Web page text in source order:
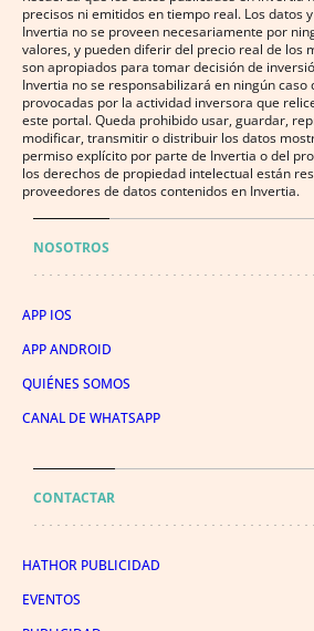
precisos ni emitidos en tiempo real. Los datos
Invertia no se proveen necesariamente por
valores, y pueden diferir del precio real de los
son apropiados para tomar decisión de
Invertia no se responsabilizará en ningún caso
provocadas por la actividad inversora que
este portal. Queda prohibido usar, guardar,
modificar, transmitir o distribuir los datos
permiso explícito por parte de Invertia o del
los derechos de propiedad intelectual están
proveedores de datos contenidos en Invertia.
NOSOTROS
APP IOS
APP ANDROID
QUIÉNES SOMOS
CANAL DE WHATSAPP
CONTACTAR
HATHOR PUBLICIDAD
EVENTOS